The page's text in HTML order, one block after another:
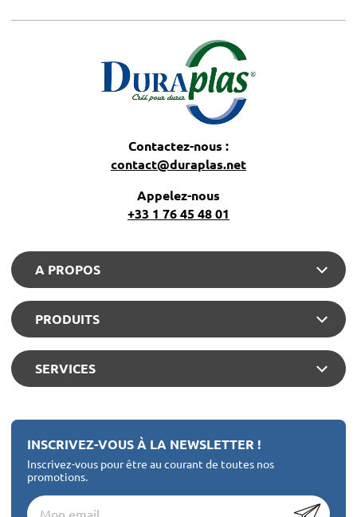
Contactez-nous :
contact@duraplas.net
Appelez-nous
+33 1 76 45 48 01
A PROPOS
PRODUITS
SERVICES
INSCRIVEZ-VOUS À LA NEWSLETTER !
Inscrivez-vous pour être au courant de toutes nos
promotions.